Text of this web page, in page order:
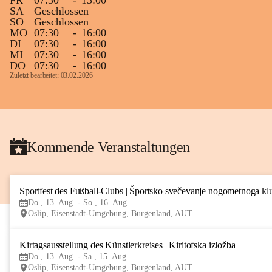
SA
Geschlossen
SO
Geschlossen
MO 07:30 - 16:00
DI
07:30 - 16:00
MI
07:30 - 16:00
DO
07:30 - 16:00
Zuletzt bearbeitet: 03.02.2026
Kommende Veranstaltungen
Sportfest des Fußball-Clubs | Športsko svečevanje nogometnoga
Do., 13. Aug. - So., 16. Aug.
Oslip, Eisenstadt-Umgebung, Burgenland, AUT
Kirtagsausstellung des Künstlerkreises | Kiritofska izložba
Do., 13. Aug. - Sa., 15. Aug.
Oslip, Eisenstadt-Umgebung, Burgenland, AUT